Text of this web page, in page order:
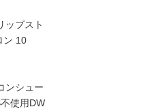
ップスト
ン 10
ンシュー
使用DW